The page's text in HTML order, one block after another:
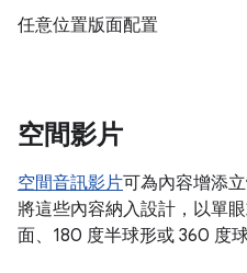
任意位置版面配置
空間影片
空間音訊影片可為內容增添
將這些內容納入設計，以單
面、180 度半球形或 360 度球